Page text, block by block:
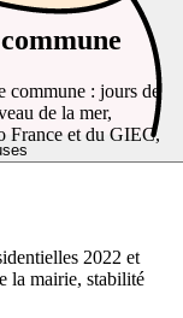
commune : jours de
de la mer,
France et du GIEC,
2022 et
la mairie, stabilité